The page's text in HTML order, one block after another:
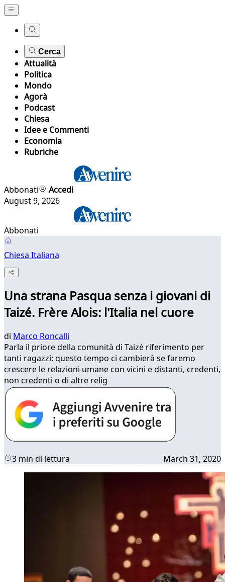
Cerca
Attualità
Politica
Mondo
Agorà
Podcast
Chiesa
Idee e Commenti
Economia
Rubriche
Abbonati
Accedi
August 9, 2026
Abbonati
Chiesa Italiana
Una strana Pasqua senza i giovani di
Taizé. Frère Alois: l'Italia nel cuore
di Marco Roncalli
Parla il priore della comunità di Taizé riferimento per
tanti ragazzi: questo tempo ci cambierà se faremo
crescere le relazioni umane con vicini e distanti, credenti,
non credenti o di altre relig
3 min di lettura March 31, 2020